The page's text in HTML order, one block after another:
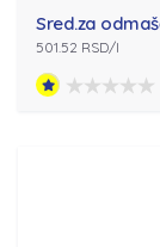
Sred.za
501.52 RSD/l